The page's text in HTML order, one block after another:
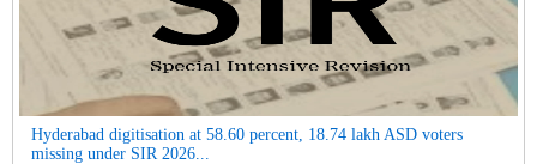
Hyderabad digitisation at 58.60 percent, 18.74 lakh ASD voters
missing under SIR 2026...